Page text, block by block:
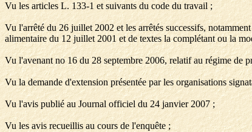
Vu les articles L. 133-1 et suivants du code du travail ;
Vu l'arrêté du 26 juillet 2002 et les arrêtés successifs,
alimentaire du 12 juillet 2001 et de textes la complétant ou la
Vu l'avenant no 16 du 28 septembre 2006, relatif au régime de
Vu la demande d'extension présentée par les organisations
Vu l'avis publié au Journal officiel du 24 janvier 2007 ;
Vu les avis recueillis au cours de l'enquête ;